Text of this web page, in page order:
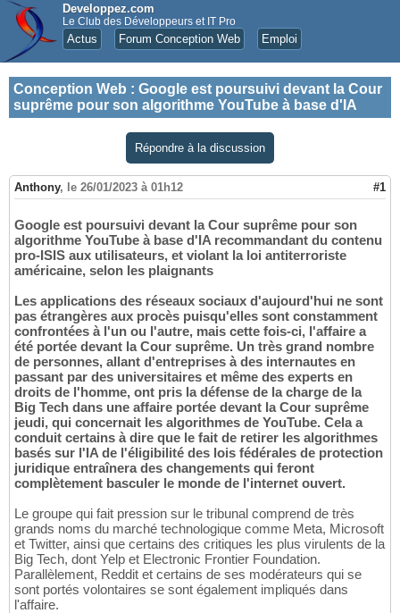
Developpez.com
Le Club des Développeurs et IT Pro
Actus Forum Conception Web Emploi
Conception Web : Google est poursuivi devant la Cour
suprême pour son algorithme YouTube à base d'IA
Répondre à la discussion
Anthony, le 26/01/2023 à 01h12 #1
Google est poursuivi devant la Cour suprême pour son
algorithme YouTube à base d'IA recommandant du contenu
pro-ISIS aux utilisateurs, et violant la loi antiterroriste
américaine, selon les plaignants
Les applications des réseaux sociaux d'aujourd'hui ne sont
pas étrangères aux procès puisqu'elles sont constamment
confrontées à l'un ou l'autre, mais cette fois-ci, l'affaire a
été portée devant la Cour suprême. Un très grand nombre
de personnes, allant d'entreprises à des internautes en
passant par des universitaires et même des experts en
droits de l'homme, ont pris la défense de la charge de la
Big Tech dans une affaire portée devant la Cour suprême
jeudi, qui concernait les algorithmes de YouTube. Cela a
conduit certains à dire que le fait de retirer les algorithmes
basés sur l'IA de l'éligibilité des lois fédérales de protection
juridique entraînera des changements qui feront
complètement basculer le monde de l'internet ouvert.
Le groupe qui fait pression sur le tribunal comprend de très
grands noms du marché technologique comme Meta, Microsoft
et Twitter, ainsi que certains des critiques les plus virulents de la
Big Tech, dont Yelp et Electronic Frontier Foundation.
Parallèlement, Reddit et certains de ses modérateurs qui se
sont portés volontaires se sont également impliqués dans
l'affaire.